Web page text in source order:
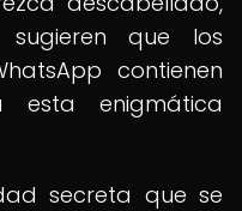
sugieren que los
contienen
esta enigmática
secreta que se